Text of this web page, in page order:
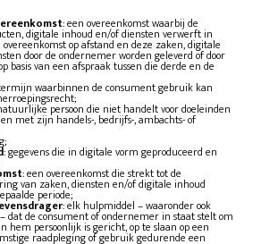
: een overeenkomst waarbij de
digitale inhoud en/of diensten verwerft in
op afstand en deze zaken, digitale
door de ondernemer worden geleverd of door
basis van een afspraak tussen die derde en de
waarbinnen de consument gebruik kan
persoon die niet handelt voor doeleinden
met zijn handels-, bedrijfs-, ambachts- of
: gegevens die in digitale vorm geproduceerd en
: een overeenkomst die strekt tot de
van zaken, diensten en/of digitale inhoud
periode;
: elk hulpmiddel – waaronder ook
dat de consument of ondernemer in staat stelt om
hem persoonlijk is gericht, op te slaan op een
raadpleging of gebruik gedurende een